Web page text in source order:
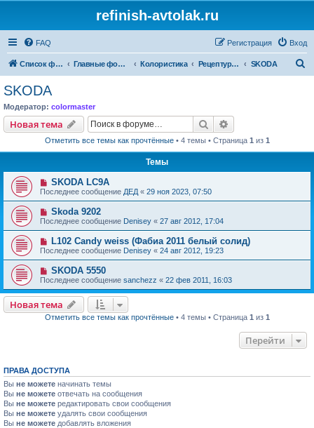
refinish-avtolak.ru
FAQ Вход
Регистрация
Список форумов Главные форумы Колористика Рецептуры участников (архив) SKODA
SKODA
Модератор: colormaster
Новая тема Поиск
Отметить все темы как прочтённые• 4 темы • Страница 1 из 1
Темы
SKODA LC9A
Последнее сообщение ДЕД « 29 ноя 2023, 07:50
Skoda 9202
Последнее сообщение Denisey « 27 авг 2012, 17:04
L102 Candy weiss (Фабиа 2011 белый солид)
Последнее сообщение Denisey « 24 авг 2012, 19:23
SKODA 5550
Последнее сообщение sanchezz « 22 фев 2011, 16:03
Новая тема
Отметить все темы как прочтённые• 4 темы • Страница 1 из 1
Перейти
ПРАВА ДОСТУПА
Вы не можете начинать темы
Вы не можете отвечать на сообщения
Вы не можете редактировать свои сообщения
Вы не можете удалять свои сообщения
Вы не можете добавлять вложения